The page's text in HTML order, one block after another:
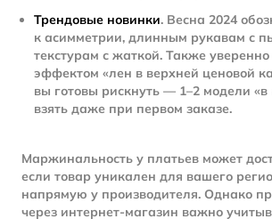
Трендовые новинки. Весна 2024
к асимметрии, длинным рукавам с
текстурам с жаткой. Также
эффектом «лен в верхней ценовой
вы готовы рискнуть — 1–2 модели «в
взять даже при первом заказе.
Маржинальность у платьев может
если товар уникален для вашего
напрямую у производителя. Однако
через интернет-магазин важно